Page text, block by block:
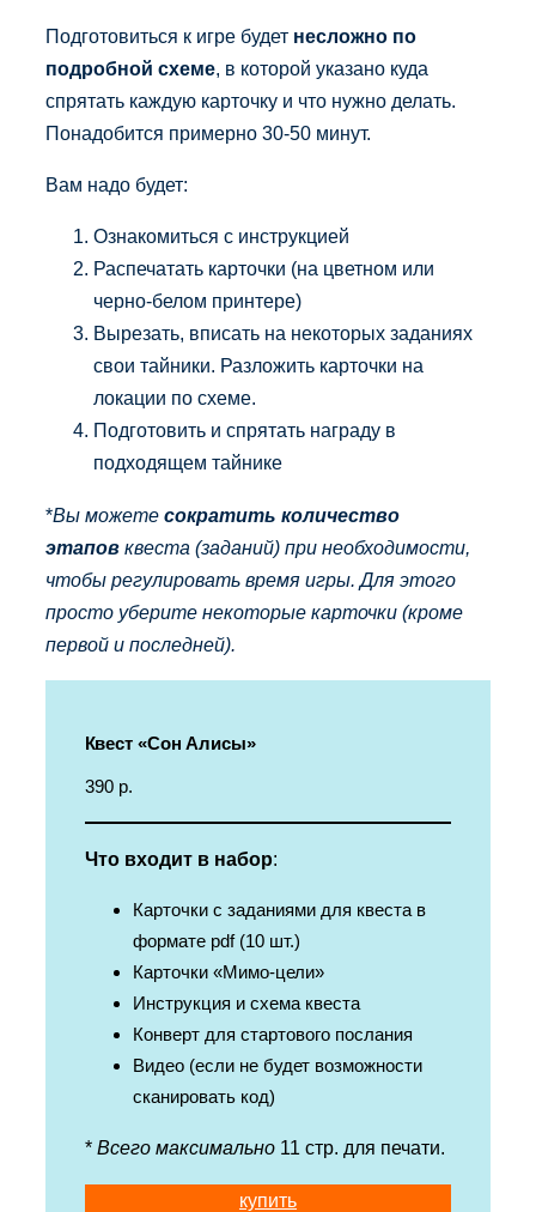
Подготовиться к игре будет несложно по
подробной схеме, в которой указано куда
спрятать каждую карточку и что нужно делать.
Понадобится примерно 30-50 минут.
Вам надо будет:
Ознакомиться с инструкцией
Распечатать карточки (на цветном или
черно-белом принтере)
Вырезать, вписать на некоторых заданиях
свои тайники. Разложить карточки на
локации по схеме.
Подготовить и спрятать награду в
подходящем тайнике
*Вы можете сократить количество
этапов квеста (заданий) при необходимости,
чтобы регулировать время игры. Для этого
просто уберите некоторые карточки (кроме
первой и последней).
Квест «Сон Алисы»
390 р.
Что входит в набор:
Карточки с заданиями для квеста в
формате pdf (10 шт.)
Карточки «Мимо-цели»
Инструкция и схема квеста
Конверт для стартового послания
Видео (если не будет возможности
сканировать код)
* Всего максимально11 стр. для печати.
купить